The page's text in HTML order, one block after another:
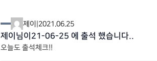
제이 |2021.06.25
제이님이21-06-25 에 출석 했습니다..
오늘도 출석체크!!